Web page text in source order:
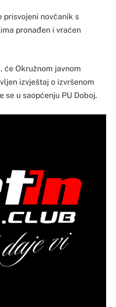
prisvojeni novčanik s
pronađen i vraćen
će Okružnom javnom
izvještaj o izvršenom
se u saopćenju PU Doboj.